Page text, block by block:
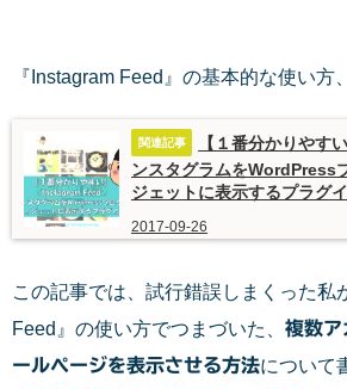
『Instagram Feed』の基本的な使い方
【１番分かりやす
ンスタグラムをWordPress
ジェットに表示するプラグ
2017-09-26
この記事では、試行錯誤しまくった私
Feed』の使い方でつまづいた、 複数ア
ールページを表示させる方法について